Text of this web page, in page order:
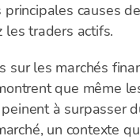
causes
les traders actifs.
sur les marchés
que même
à surpasser
un contexte